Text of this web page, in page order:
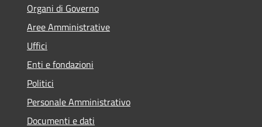
Organi di Governo
Aree Amministrative
Uffici
Enti e fondazioni
Politici
Personale Amministrativo
Documenti e dati